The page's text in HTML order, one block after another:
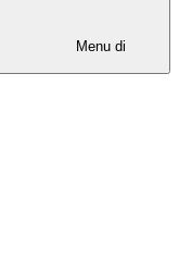
Menu di